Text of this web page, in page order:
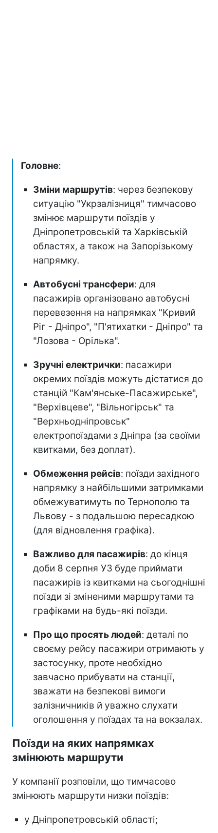
Головне:
Зміни маршрутів: через безпекову
ситуацію "Укрзалізниця" тимчасово
змінює маршрути поїздів у
Дніпропетровській та Харківській
областях, а також на Запорізькому
напрямку.
Автобусні трансфери: для
пасажирів організовано автобусні
перевезення на напрямках "Кривий
Ріг - Дніпро", "П'ятихатки - Дніпро" та
"Лозова - Орілька".
Зручні електрички: пасажири
окремих поїздів можуть дістатися до
станцій "Кам'янське-Пасажирське",
"Верхівцеве", "Вільногірськ" та
"Верхньодніпровськ"
електропоїздами з Дніпра (за своїми
квитками, без доплат).
Обмеження рейсів: поїзди західного
напрямку з найбільшими затримками
обмежуватимуть по Тернополю та
Львову - з подальшою пересадкою
(для відновлення графіка).
Важливо для пасажирів: до кінця
доби 8 серпня УЗ буде приймати
пасажирів із квитками на сьогоднішні
поїзди зі зміненими маршрутами та
графіками на будь-які поїзди.
Про що просять людей: деталі по
своєму рейсу пасажири отримають у
застосунку, проте необхідно
завчасно прибувати на станції,
зважати на безпекові вимоги
залізничників й уважно слухати
оголошення у поїздах та на вокзалах.
Поїзди на яких напрямках
змінюють маршрути
У компанії розповіли, що тимчасово
змінюють маршрути низки поїздів:
у Дніпропетровській області;